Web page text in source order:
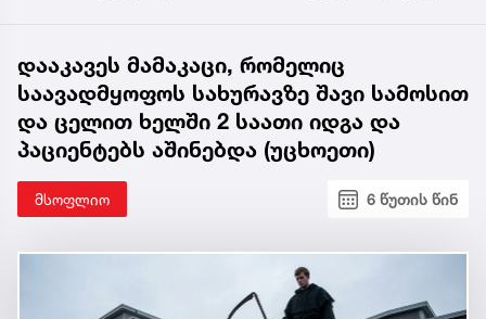
დააკავეს მამაკაცი, რომელიც
საავადმყოფოს სახურავზე შავი სამოსით
და ცელით ხელში 2 საათი იდგა და
პაციენტებს აშინებდა (უცხოეთი)
მსოფლიო 6 წუთის წინ